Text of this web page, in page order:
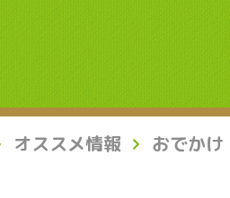
オススメ情報
おでか